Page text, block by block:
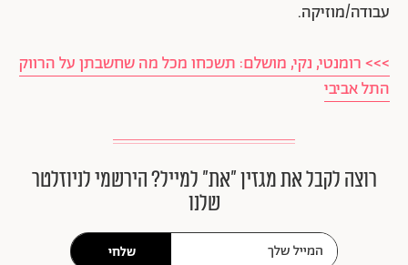
עבודה/מוזיקה.
>>> רומנטי, נקי, מושלם: תשכחו מכל מה שחשבתן על הרווק
התל אביבי
רוצה לקבל את מגזין ״את״ למייל? הירשמי לניוזלטר
שלנו
שלחי